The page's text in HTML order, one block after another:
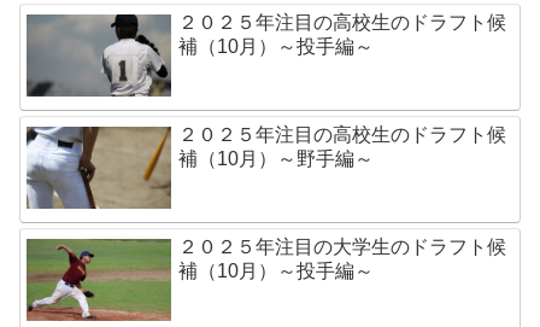
２０２５年注目の高校生のドラフト候
補（10月）～投手編～
２０２５年注目の高校生のドラフト候
補（10月）～野手編～
２０２５年注目の大学生のドラフト候
補（10月）～投手編～